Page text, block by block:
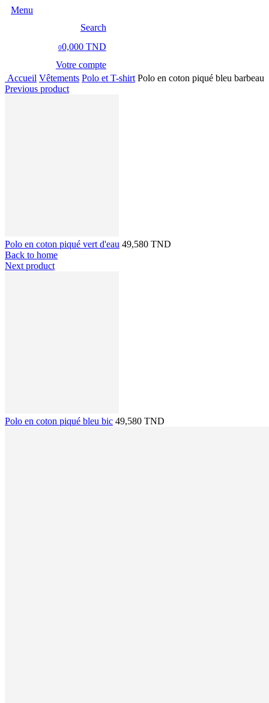
Menu
Search
00,000 TND
Votre compte
Accueil Vêtements Polo et T-shirt Polo en coton piqué bleu barbeau
Previous product
Polo en coton piqué vert d'eau 49,580 TND
Back to home
Next product
Polo en coton piqué bleu bic 49,580 TND